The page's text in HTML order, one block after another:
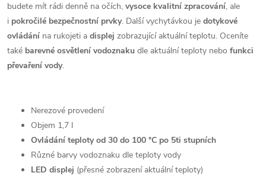
budete mít rádi denně na očích, vysoce kvalitní zpracování, ale
i pokročilé bezpečnostní prvky. Další vychytávkou je dotykové
ovládání na rukojeti a displej zobrazující aktuální teplotu. Oceníte
také barevné osvětlení vodoznaku dle aktuální teploty nebo funkci
převaření vody.
Nerezové provedení
Objem 1,7 l
Ovládání teploty od 30 do 100 °C po 5ti stupních
Různé barvy vodoznaku dle teploty vody
LED displej (přesné zobrazení aktuální teploty)